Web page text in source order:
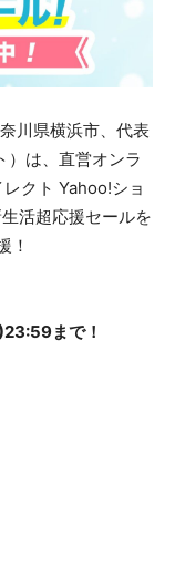
川県横浜市、代表
）は、直営オンラ
クト Yahoo!ショ
活超応援セールを
！
まで！